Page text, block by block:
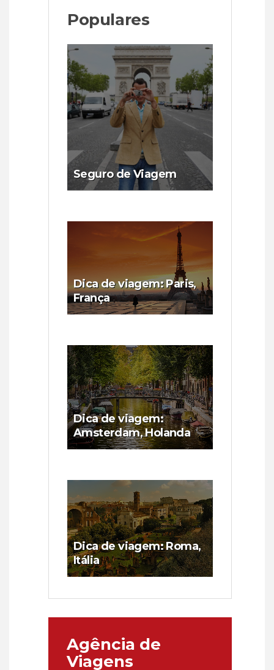
Populares
Seguro de Viagem
Dica de viagem: Paris,
França
Dica de viagem:
Amsterdam, Holanda
Dica de viagem: Roma,
Itália
Agência de
Viagens